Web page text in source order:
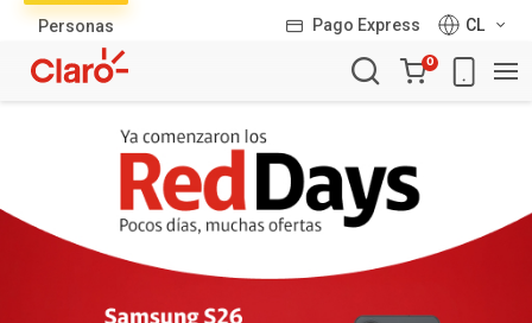
Personas Pago Express
CL
Carro
de
0
productos